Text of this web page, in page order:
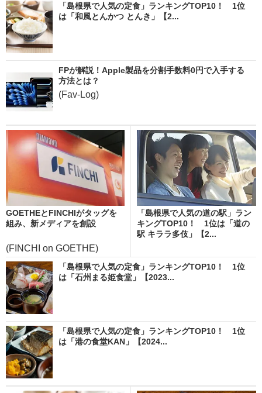
「島根県で人気の定食」ランキングTOP10！ 1位
は「和風とんかつ とんき」【2...
FPが解説！Apple製品を分割手数料0円で入手する
方法とは？
(Fav-Log)
GOETHEとFINCHIがタッグを
組み、新メディアを創設
(FINCHI on GOETHE)
「島根県で人気の道の駅」ラン
キングTOP10！ 1位は「道の
駅 キララ多伎」【2...
「島根県で人気の定食」ランキングTOP10！ 1位
は「石州まる姫食堂」【2023...
「島根県で人気の定食」ランキングTOP10！ 1位
は「港の食堂KAN」【2024...